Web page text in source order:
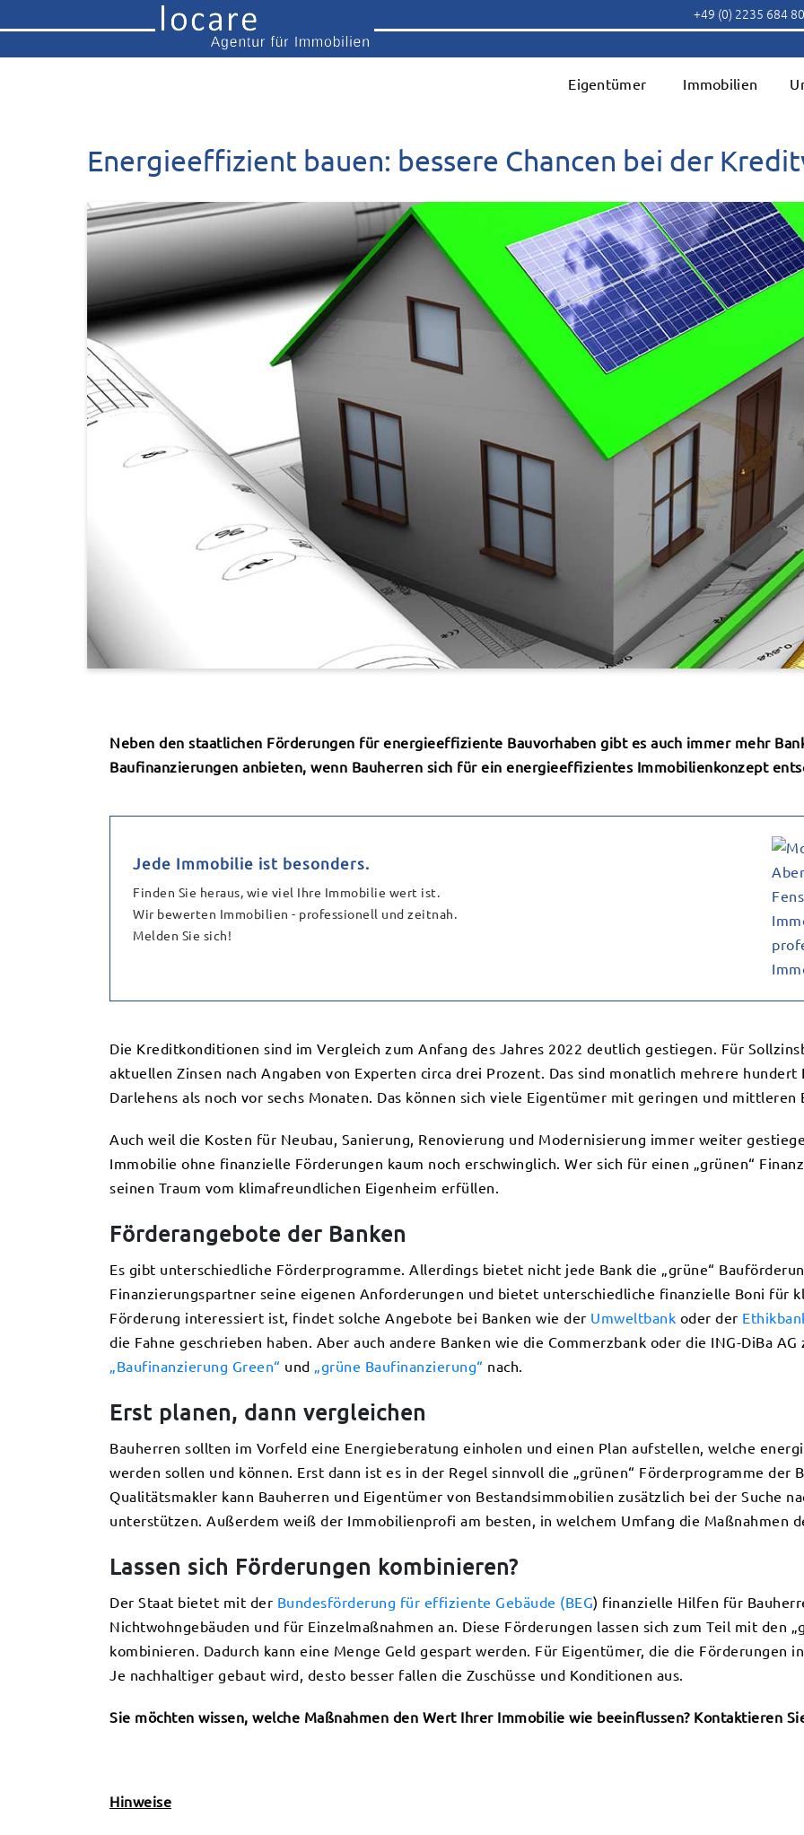
+49 (0) 2235 684
Eigentümer Immobilien
Energieeffizient bauen: bessere Chancen bei der
Neben den staatlichen Förderungen für energieeffiziente Bauvorhaben gibt es auch immer mehr
Baufinanzierungen anbieten, wenn Bauherren sich für ein energieeffizientes Immobilienkonzept
Jede Immobilie ist besonders.
Finden Sie heraus, wie viel Ihre Immobilie wert ist.
Wir bewerten Immobilien - professionell und zeitnah.
Melden Sie sich!
Die Kreditkonditionen sind im Vergleich zum Anfang des Jahres 2022 deutlich gestiegen. Für
aktuellen Zinsen nach Angaben von Experten circa drei Prozent. Das sind monatlich mehrere
Darlehens als noch vor sechs Monaten. Das können sich viele Eigentümer mit geringen und mittleren
Auch weil die Kosten für Neubau, Sanierung, Renovierung und Modernisierung immer weiter
Immobilie ohne finanzielle Förderungen kaum noch erschwinglich. Wer sich für einen „grünen“
seinen Traum vom klimafreundlichen Eigenheim erfüllen.
Förderangebote der Banken
Es gibt unterschiedliche Förderprogramme. Allerdings bietet nicht jede Bank die „grüne“
Finanzierungspartner seine eigenen Anforderungen und bietet unterschiedliche finanzielle Boni für
Förderung interessiert ist, findet solche Angebote bei Banken wie der Umweltbank oder der
die Fahne geschrieben haben. Aber auch andere Banken wie die Commerzbank oder die ING-DiBa
„Baufinanzierung Green“ und „grüne Baufinanzierung“ nach.
Erst planen, dann vergleichen
Bauherren sollten im Vorfeld eine Energieberatung einholen und einen Plan aufstellen, welche
werden sollen und können. Erst dann ist es in der Regel sinnvoll die „grünen“ Förderprogramme der
Qualitätsmakler kann Bauherren und Eigentümer von Bestandsimmobilien zusätzlich bei der Suche
unterstützen. Außerdem weiß der Immobilienprofi am besten, in welchem Umfang die Maßnahmen
Lassen sich Förderungen kombinieren?
Der Staat bietet mit der Bundesförderung für effiziente Gebäude (BEG) finanzielle Hilfen für
Nichtwohngebäuden und für Einzelmaßnahmen an. Diese Förderungen lassen sich zum Teil mit den
kombinieren. Dadurch kann eine Menge Geld gespart werden. Für Eigentümer, die die Förderungen
Je nachhaltiger gebaut wird, desto besser fallen die Zuschüsse und Konditionen aus.
Sie möchten wissen, welche Maßnahmen den Wert Ihrer Immobilie wie beeinflussen? Kontaktieren
Hinweise